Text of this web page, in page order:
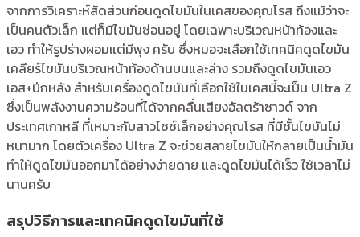
จากการวิเคราะห์สัดส่วนก่อนดูดไขมันในเคสของคุณโรส ถึงแม้ว่าจะ
เป็นคนตัวเล็ก แต่ก็มีไขมันซ่อนอยู่ โดยเฉพาะบริเวณหน้าท้องและ
เอว ทำให้รูปร่างผอมแต่มีพุง ครับ ซึ่งหมอจะเลือกใช้เทคนิคดูดไขมัน
เคลียร์ไขมันบริเวณหน้าท้องด้านบนและล่าง รวมถึงดูดไขมันเอว
เอส+ปีกหลัง สำหรับเครื่องดูดไขมันที่เลือกใช้ในเคสนี้จะเป็น Ultra Z
ซึ่งเป็นพลังงานความร้อนที่ได้จากคลื่นเสียงอัลตร้าซาวด์ จาก
ประเทศเกาหลี ที่เหมาะกับสาวไซซ์เล็กอย่างคุณโรส ที่มีชั้นไขมันไม่
หนามาก โดยตัวเครื่อง Ultra Z จะช่วยสลายไขมันให้กลายเป็นน้ำมัน
ทำให้ดูดไขมันออกมาได้อย่างง่ายดาย และดูดไขมันได้เร็ว ใช้เวลาไม่
นานครับ
สรุปวิธีการและเทคนิคดูดไขมันที่ใช้